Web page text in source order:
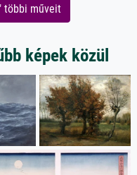
többi műveit
képek közül